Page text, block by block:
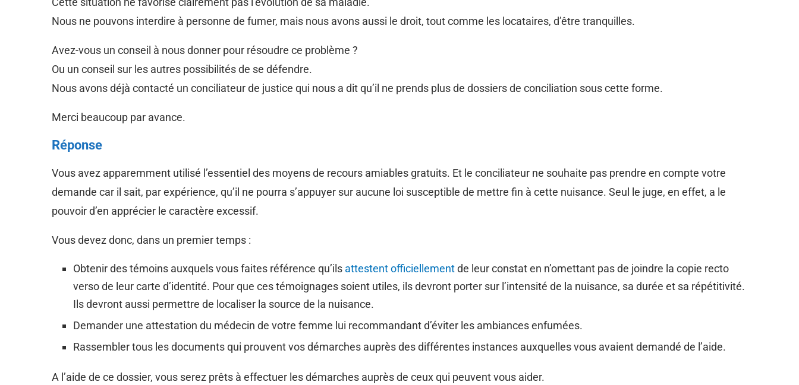
Nous ne pouvons interdire à personne de fumer, mais nous avons aussi le droit, tout comme les locataires, d’être tranquilles.
Avez-vous un conseil à nous donner pour résoudre ce problème ?
Ou un conseil sur les autres possibilités de se défendre.
Nous avons déjà contacté un conciliateur de justice qui nous a dit qu’il ne prends plus de dossiers de conciliation sous cette forme.
Merci beaucoup par avance.
Réponse
Vous avez apparemment utilisé l’essentiel des moyens de recours amiables gratuits. Et le conciliateur ne souhaite pas prendre en compte votre
demande car il sait, par expérience, qu’il ne pourra s’appuyer sur aucune loi susceptible de mettre fin à cette nuisance. Seul le juge, en effet, a le
pouvoir d’en apprécier le caractère excessif.
Vous devez donc, dans un premier temps :
Obtenir des témoins auxquels vous faites référence qu’ils attestent officiellementde leur constat en n’omettant pas de joindre la copie recto
verso de leur carte d’identité. Pour que ces témoignages soient utiles, ils devront porter sur l’intensité de la nuisance, sa durée et sa répétitivité.
Ils devront aussi permettre de localiser la source de la nuisance.
Demander une attestation du médecin de votre femme lui recommandant d’éviter les ambiances enfumées.
Rassembler tous les documents qui prouvent vos démarches auprès des différentes instances auxquelles vous avaient demandé de l’aide.
A l’aide de ce dossier, vous serez prêts à effectuer les démarches auprès de ceux qui peuvent vous aider.